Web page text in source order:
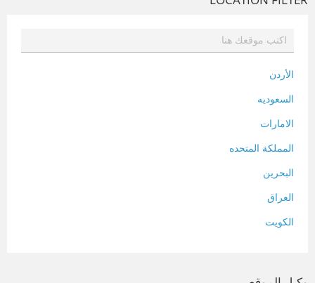
الأردن
السعوديه
الامارات
المملكة المتحده
البحرين
العراق
الكويت